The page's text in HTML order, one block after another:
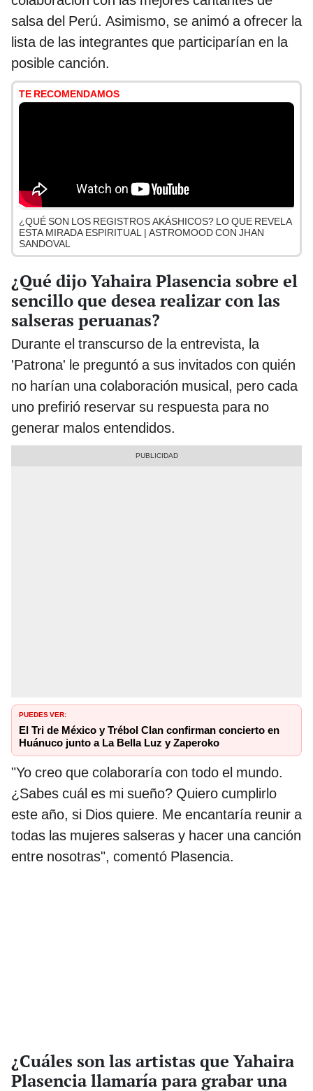
salsa del Perú. Asimismo, se animó a ofrecer la
lista de las integrantes que participarían en la
posible canción.
TE RECOMENDAMOS
¿QUÉ SON LOS REGISTROS AKÁSHICOS? LO QUE REVELA
ESTA MIRADA ESPIRITUAL | ASTROMOOD CON JHAN
SANDOVAL
¿Qué dijo Yahaira Plasencia sobre el
sencillo que desea realizar con las
salseras peruanas?
Durante el transcurso de la entrevista, la
'Patrona' le preguntó a sus invitados con quién
no harían una colaboración musical, pero cada
uno prefirió reservar su respuesta para no
generar malos entendidos.
PUEDES VER:
El Tri de México y Trébol Clan confirman concierto en
Huánuco junto a La Bella Luz y Zaperoko
"Yo creo que colaboraría con todo el mundo.
¿Sabes cuál es mi sueño? Quiero cumplirlo
este año, si Dios quiere. Me encantaría reunir a
todas las mujeres salseras y hacer una canción
entre nosotras", comentó Plasencia.
¿Cuáles son las artistas que Yahaira
Plasencia llamaría para grabar una